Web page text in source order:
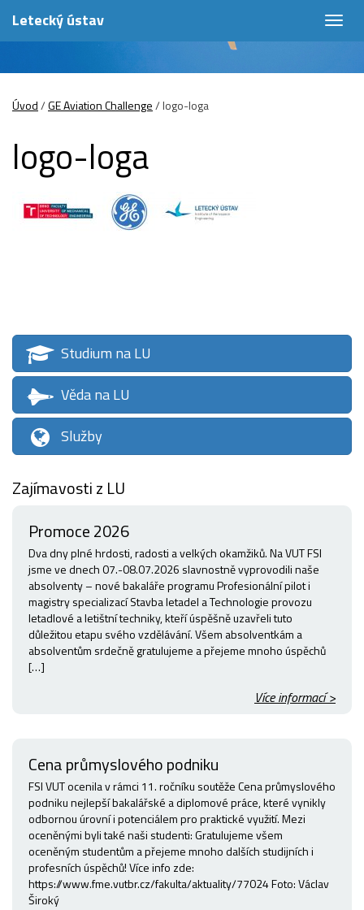
Letecký ústav
Úvod/GE Aviation Challenge/logo-loga
logo-loga
Studium na LU
Věda na LU
Služby
Zajímavosti z LU
Promoce 2026
Dva dny plné hrdosti, radosti a velkých okamžiků. Na VUT FSI
jsme ve dnech 07.-08.07.2026 slavnostně vyprovodili naše
absolventy – nové bakaláře programu Profesionální pilot i
magistry specializací Stavba letadel a Technologie provozu
letadlové a letištní techniky, kteří úspěšně uzavřeli tuto
důležitou etapu svého vzdělávání. Všem absolventkám a
absolventům srdečně gratulujeme a přejeme mnoho úspěchů
[…]
Více informací >
Cena průmyslového podniku
FSI VUT ocenila v rámci 11. ročníku soutěže Cena průmyslového
podniku nejlepší bakalářské a diplomové práce, které vynikly
odbornou úrovní i potenciálem pro praktické využití. Mezi
oceněnými byli také naši studenti: Gratulujeme všem
oceněným studentům a přejeme mnoho dalších studijních i
profesních úspěchů! Více info zde:
https://www.fme.vutbr.cz/fakulta/aktuality/77024 Foto: Václav
Široký